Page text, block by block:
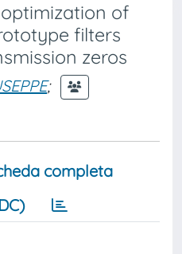
of
filters
zeros
;
completa